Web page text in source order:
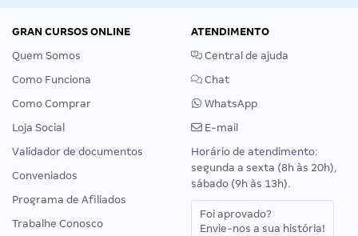
GRAN CURSOS ONLINE
Quem Somos
Como Funciona
Como Comprar
Loja Social
Validador de documentos
Conveniados
Programa de Afiliados
Trabalhe Conosco
ATENDIMENTO
Central de ajuda
Chat
WhatsApp
E-mail
Horário de atendimento:
segunda a sexta (8h às 20h),
sábado (9h às 13h).
Foi aprovado?
Envie-nos a sua história!